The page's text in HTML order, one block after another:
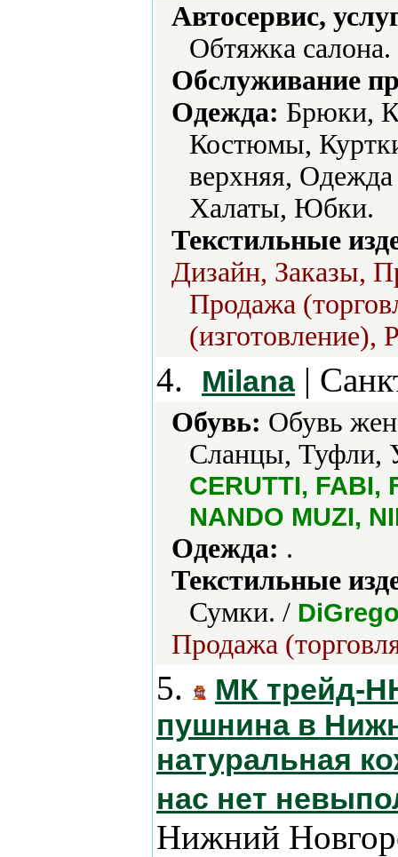
Автосервис,
Обтяжка салона.
Обслуживание
Одежда: Брюки,
Костюмы,
верхняя,
Халаты, Юбки.
Текстильные
Дизайн, Заказы,
Продажа
(изготовление),
4. Milana|
Обувь: Обувь
Сланцы, Туфли,
CERUTTI,
NANDO MUZI,
Одежда: .
Текстильные
Сумки. /
Продажа
5.
МК трейд-
пушнина в
натуральная
нас нет
Нижний